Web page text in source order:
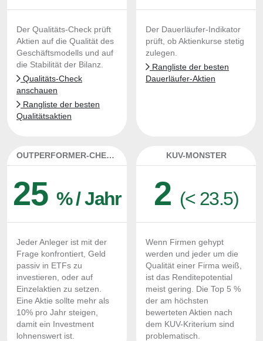
Der Qualitäts-Check prüft
Aktien auf die Qualität des
Geschäftsmodells und auf
die Stabilität der Bilanz.
Qualitäts-Check
anschauen
Rangliste der besten
Qualitätsaktien
Der Dauerläufer-Indikator
prüft, ob Aktienkurse stetig
zulegen.
Rangliste der besten
Dauerläufer-Aktien
OUTPERFORMER-CHECK
25 % / Jahr
Jeder Anleger ist mit der
Frage konfrontiert, Geld
passiv in ETFs zu
investieren, oder auf
Einzelaktien zu setzen.
Eine Aktie sollte mehr als
10% pro Jahr steigen,
damit ein Investment
lohnenswert ist.
KUV-MONSTER
2 (< 23.5)
Wenn Firmen gehypt
werden und jeder um die
Qualität einer Firma weiß,
ist das Renditepotential
meist gering. Die Top 5 %
der am höchsten
bewerteten Aktien nach
dem KUV-Kriterium sind
problematisch.